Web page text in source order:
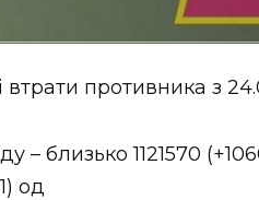
втрати противника з
– близько 1121570
од